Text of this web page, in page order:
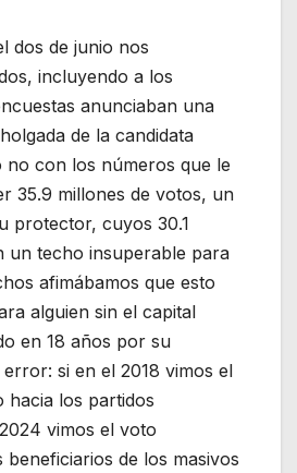
dos de junio nos
incluyendo a los
anunciaban una
de la candidata
no con los números que le
35.9 millones de votos, un
protector, cuyos 30.1
un techo insuperable para
afimábamos que esto
alguien sin el capital
en 18 años por su
si en el 2018 vimos el
hacia los partidos
vimos el voto
beneficiarios de los masivos